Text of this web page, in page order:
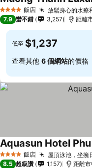
4 星級 飯店 放鬆身心的水療
7.9 蠻不錯 3,257 距離
低至 $1,237
查看其他 6 個網站的價格
4 星級 飯店 屋頂泳池，坐擁
Aquasun Hotel
8.5 超級讚 1,157 距離